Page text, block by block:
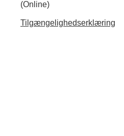
(Online)
Tilgængelighedserklæring